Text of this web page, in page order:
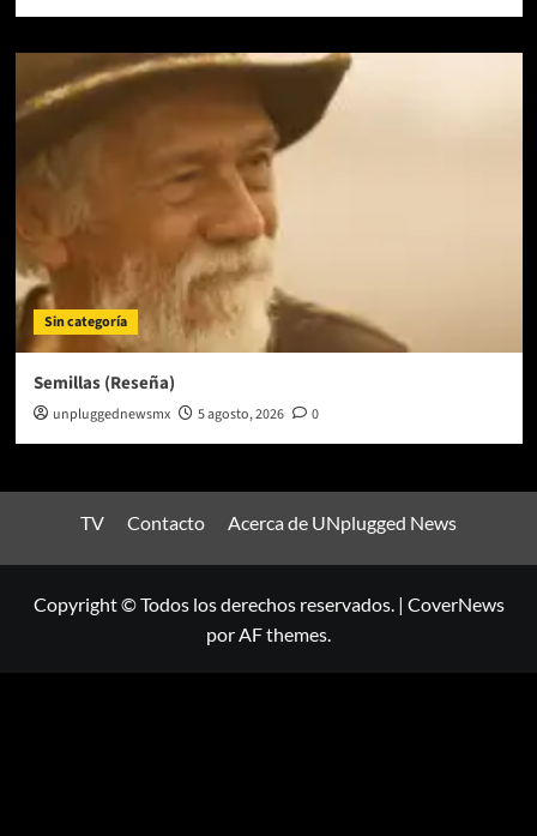
Sin categoría
Semillas (Reseña)
unpluggednewsmx 5 agosto, 2026 0
TV Contacto Acerca de UNplugged News
Copyright © Todos los derechos reservados. | CoverNews
por AF themes.